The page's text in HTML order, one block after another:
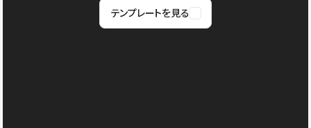
テンプレートを見る